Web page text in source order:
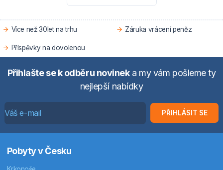
Více než 30let na trhu Záruka vrácení peněz
Příspěvky na dovolenou
Přihlašte se k odběru novineka my vám pošleme ty
nejlepší nabídky
PŘIHLÁSIT SE
Pobyty v Česku